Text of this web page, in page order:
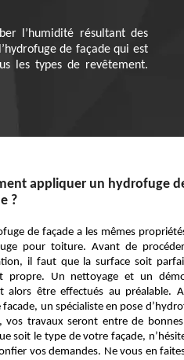
l’humidité résultant des
de façade qui est
les types de revêtement.
appliquer un hydrofuge
?
de façade a les mêmes
pour toiture. Avant de
il faut que la surface soit
propre. Un nettoyage et un
alors être effectués au préalable.
facade, un spécialiste en pose
vos travaux seront entre de
soit le type de votre façade,
vos demandes. Ne vous en